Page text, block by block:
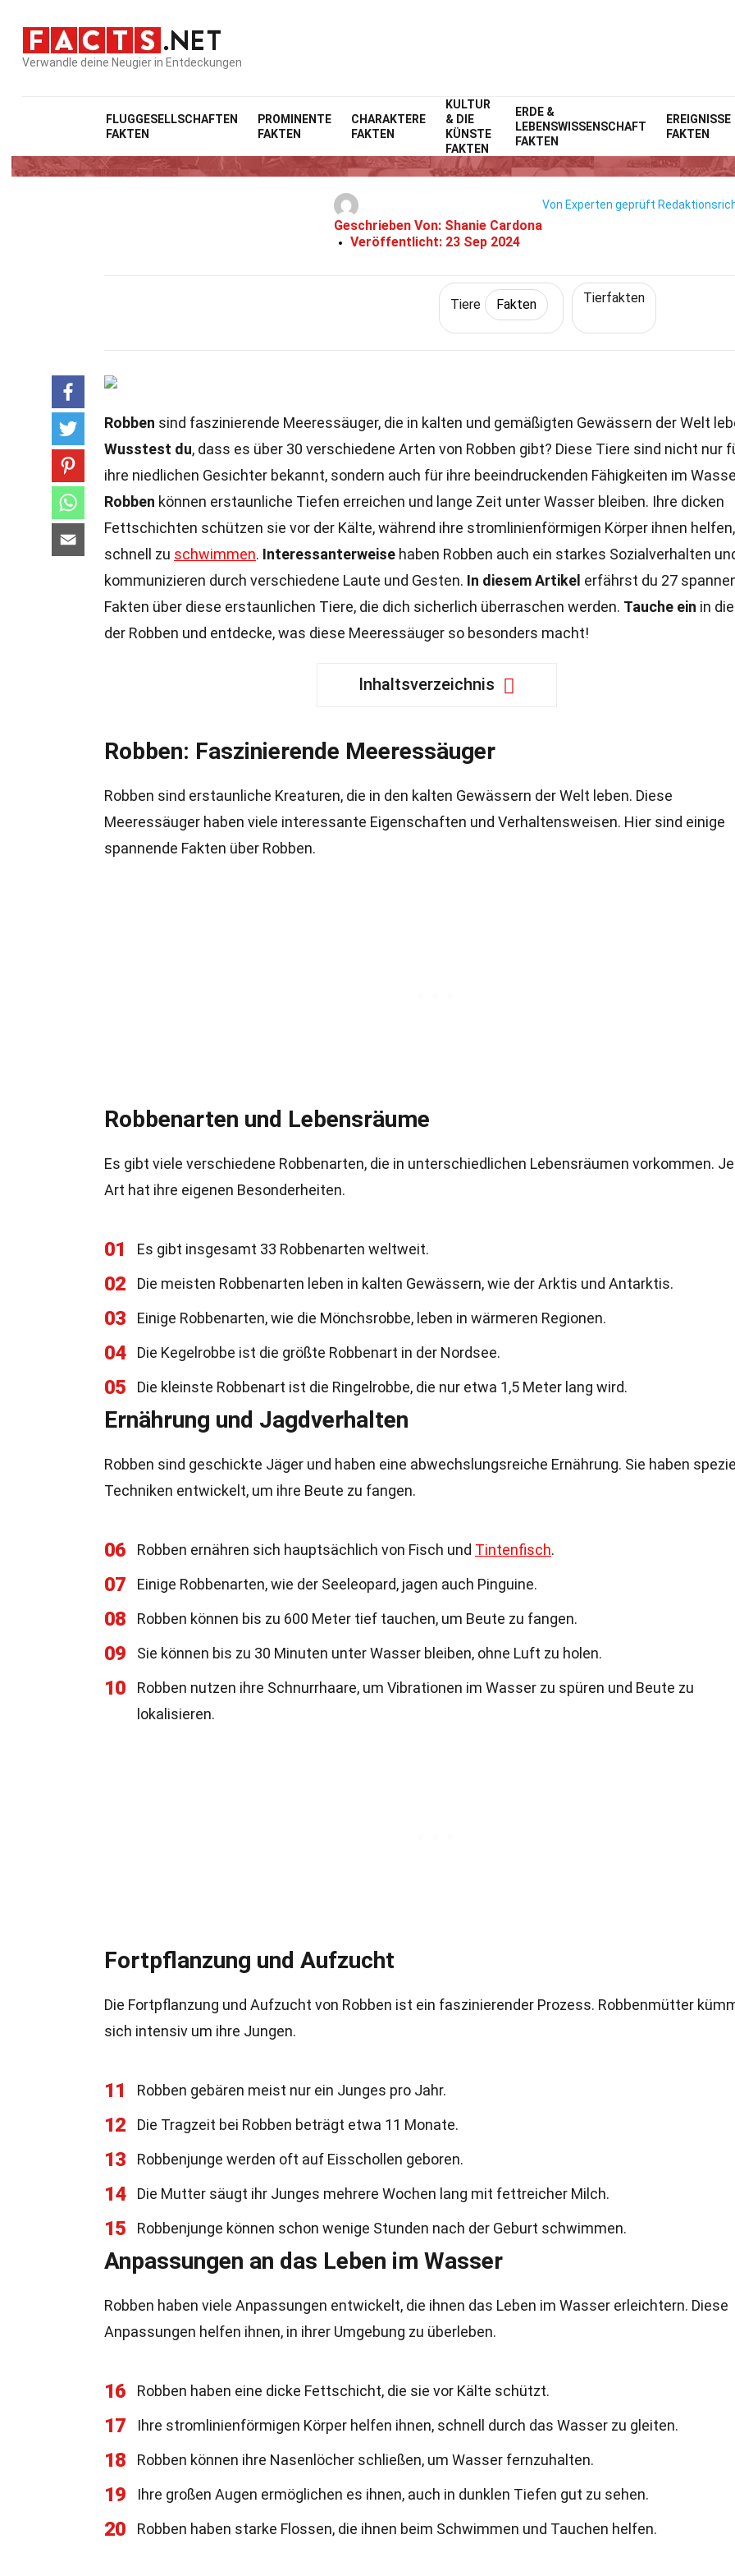
Verwandle deine Neugier in Entdeckungen
FLUGGESELLSCHAFTEN
FAKTEN
PROMINENTE
FAKTEN
CHARAKTERE
FAKTEN
KULTUR
& DIE
KÜNSTE
FAKTEN
ERDE &
LEBENSWISSENSCHAFT
FAKTEN
EREIGNISSE
FAKTEN
Home Natur Fakten
27 Fakten Über Robbe
Geschrieben Von: Shanie Cardona
Veröffentlicht: 23 Sep 2024
Von Experten geprüft
Tiere Fakten Tierfakten
Robben sind faszinierende Meeressäuger, die in kalten und gemäßigten Gewässern der Welt
Wusstest du, dass es über 30 verschiedene Arten von Robben gibt? Diese Tiere sind nicht nur
ihre niedlichen Gesichter bekannt, sondern auch für ihre beeindruckenden Fähigkeiten im
Robben können erstaunliche Tiefen erreichen und lange Zeit unter Wasser bleiben. Ihre dicken
Fettschichten schützen sie vor der Kälte, während ihre stromlinienförmigen Körper ihnen helfen,
schnell zu schwimmen. Interessanterweise haben Robben auch ein starkes Sozialverhalten
kommunizieren durch verschiedene Laute und Gesten. In diesem Artikel erfährst du 27
Fakten über diese erstaunlichen Tiere, die dich sicherlich überraschen werden. Tauche ein in
der Robben und entdecke, was diese Meeressäuger so besonders macht!
Inhaltsverzeichnis
Robben: Faszinierende Meeressäuger
Robben sind erstaunliche Kreaturen, die in den kalten Gewässern der Welt leben. Diese
Meeressäuger haben viele interessante Eigenschaften und Verhaltensweisen. Hier sind einige
spannende Fakten über Robben.
Robbenarten und Lebensräume
Es gibt viele verschiedene Robbenarten, die in unterschiedlichen Lebensräumen vorkommen.
Art hat ihre eigenen Besonderheiten.
01 Es gibt insgesamt 33 Robbenarten weltweit.
02 Die meisten Robbenarten leben in kalten Gewässern, wie der Arktis und Antarktis.
03 Einige Robbenarten, wie die Mönchsrobbe, leben in wärmeren Regionen.
04 Die Kegelrobbe ist die größte Robbenart in der Nordsee.
05 Die kleinste Robbenart ist die Ringelrobbe, die nur etwa 1,5 Meter lang wird.
Ernährung und Jagdverhalten
Robben sind geschickte Jäger und haben eine abwechslungsreiche Ernährung. Sie haben
Techniken entwickelt, um ihre Beute zu fangen.
06 Robben ernähren sich hauptsächlich von Fisch und Tintenfisch.
07 Einige Robbenarten, wie der Seeleopard, jagen auch Pinguine.
08 Robben können bis zu 600 Meter tief tauchen, um Beute zu fangen.
09 Sie können bis zu 30 Minuten unter Wasser bleiben, ohne Luft zu holen.
10
Robben nutzen ihre Schnurrhaare, um Vibrationen im Wasser zu spüren und Beute zu
lokalisieren.
Fortpflanzung und Aufzucht
Die Fortpflanzung und Aufzucht von Robben ist ein faszinierender Prozess. Robbenmütter
sich intensiv um ihre Jungen.
11 Robben gebären meist nur ein Junges pro Jahr.
12 Die Tragzeit bei Robben beträgt etwa 11 Monate.
13 Robbenjunge werden oft auf Eisschollen geboren.
14 Die Mutter säugt ihr Junges mehrere Wochen lang mit fettreicher Milch.
15 Robbenjunge können schon wenige Stunden nach der Geburt schwimmen.
Anpassungen an das Leben im Wasser
Robben haben viele Anpassungen entwickelt, die ihnen das Leben im Wasser erleichtern. Diese
Anpassungen helfen ihnen, in ihrer Umgebung zu überleben.
16 Robben haben eine dicke Fettschicht, die sie vor Kälte schützt.
17 Ihre stromlinienförmigen Körper helfen ihnen, schnell durch das Wasser zu gleiten.
18 Robben können ihre Nasenlöcher schließen, um Wasser fernzuhalten.
19 Ihre großen Augen ermöglichen es ihnen, auch in dunklen Tiefen gut zu sehen.
20 Robben haben starke Flossen, die ihnen beim Schwimmen und Tauchen helfen.